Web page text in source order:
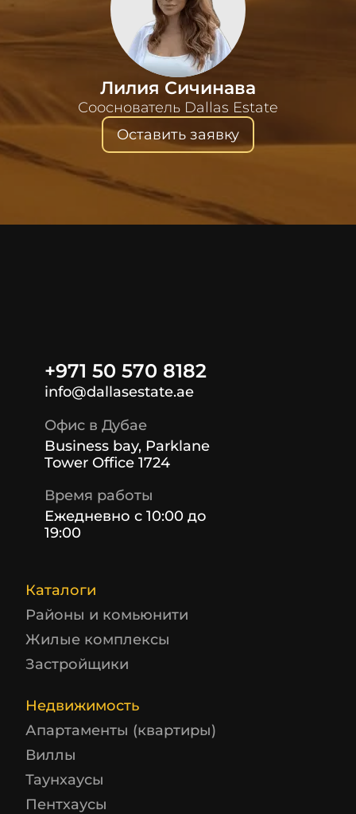
Лилия Сичинава
Сооснователь Dallas Estate
Оставить заявку
+971 50 570 8182
info@dallasestate.ae
Офис в Дубае
Business bay, Parklane
Tower Office 1724
Время работы
Ежедневно с 10:00 до
19:00
Каталоги
Районы и комьюнити
Жилые комплексы
Застройщики
Недвижимость
Апартаменты (квартиры)
Виллы
Таунхаусы
Пентхаусы